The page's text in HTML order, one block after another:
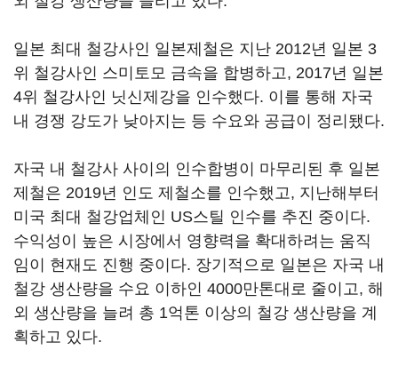
일본 최대 철강사인 일본제철은 지난 2012년 일본 3
위 철강사인 스미토모 금속을 합병하고, 2017년 일본
4위 철강사인 닛신제강을 인수했다. 이를 통해 자국
내 경쟁 강도가 낮아지는 등 수요와 공급이 정리됐다.
자국 내 철강사 사이의 인수합병이 마무리된 후 일본
제철은 2019년 인도 제철소를 인수했고, 지난해부터
미국 최대 철강업체인 US스틸 인수를 추진 중이다.
수익성이 높은 시장에서 영향력을 확대하려는 움직
임이 현재도 진행 중이다. 장기적으로 일본은 자국 내
철강 생산량을 수요 이하인 4000만톤대로 줄이고, 해
외 생산량을 늘려 총 1억톤 이상의 철강 생산량을 계
획하고 있다.